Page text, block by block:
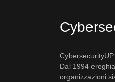
Dal 1994
organizzazioni